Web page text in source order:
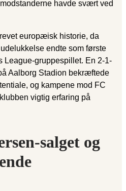
havde svært ved
europæisk historie, da
endte som første
League-gruppespillet. En 2-1-
Aalborg Stadion bekræftede
og kampene mod FC
vigtig erfaring på
salget og